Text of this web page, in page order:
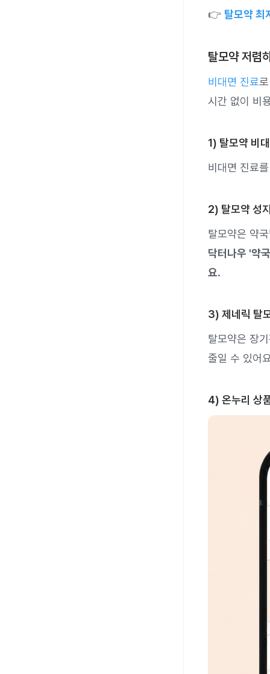
👉 탈모약 최
탈모약 저렴
비대면 진료
시간 없이 비
1) 탈모약 비
비대면 진료
2) 탈모약 성
탈모약은 약
닥터나우 '약
요.
3) 제네릭 탈
탈모약은 장
줄일 수 있어
4) 온누리 상